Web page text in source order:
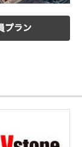
プラン